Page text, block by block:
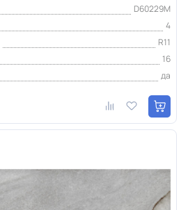
D60229M
4
R11
16
да